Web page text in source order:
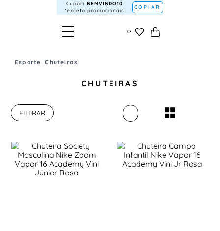
Cupom BEMVINDO10
*exceto promocionais
COPIAR
Esporte Chuteiras
CHUTEIRAS
FILTRAR